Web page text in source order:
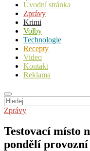
Úvodní stránka
Zprávy
Krimi
Volby
Technologie
Recepty
Video
Kontakt
Reklama
Hledej
…
Zprávy
Testovací místo
pondělí provozní